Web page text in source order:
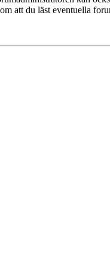
att du läst eventuella